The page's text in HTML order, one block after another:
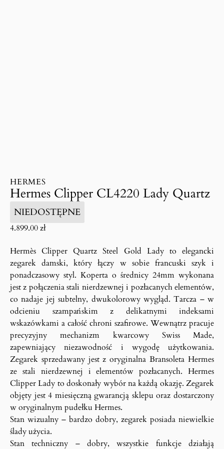
HERMES
Hermes Clipper CL4220 Lady Quartz
NIEDOSTĘPNE
4.899.00zł
Hermès Clipper Quartz Steel Gold Lady to elegancki
zegarek damski, który łączy w sobie francuski szyk i
ponadczasowy styl. Koperta o średnicy 24mm wykonana
jest z połączenia stali nierdzewnej i pozłacanych elementów,
co nadaje jej subtelny, dwukolorowy wygląd. Tarcza – w
odcieniu szampańskim z delikatnymi indeksami
wskazówkami a całość chroni szafirowe. Wewnątrz pracuje
precyzyjny mechanizm kwarcowy Swiss Made,
zapewniający niezawodność i wygodę użytkowania.
Zegarek sprzedawany jest z oryginalna Bransoleta Hermes
ze stali nierdzewnej i elementów pozłacanych. Hermes
Clipper Lady to doskonały wybór na każdą okazję. Zegarek
objęty jest 4 miesięczną gwarancją sklepu oraz dostarczony
w oryginalnym pudełku Hermes.
Stan wizualny – bardzo dobry, zegarek posiada niewielkie
ślady użycia.
Stan techniczny – dobry, wszystkie funkcje działają